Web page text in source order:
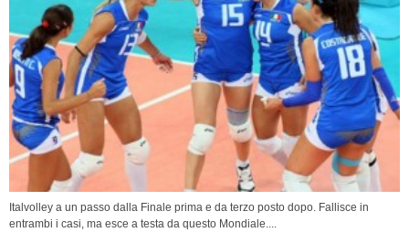
Italvolley a un passo dalla Finale prima e da terzo posto dopo. Fallisce in
entrambi i casi, ma esce a testa da questo Mondiale....